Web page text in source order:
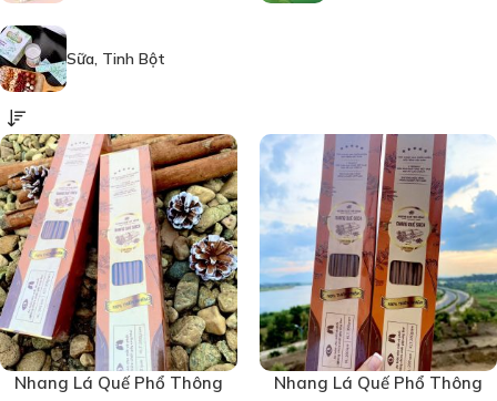
Sữa, Tinh Bột
Nhang Lá Quế Phổ Thông
Nhang Lá Quế Phổ Thông